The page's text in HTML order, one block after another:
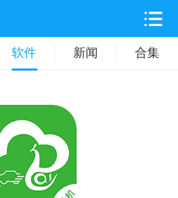
软件 新闻 合集
旅游出行
时尚购物